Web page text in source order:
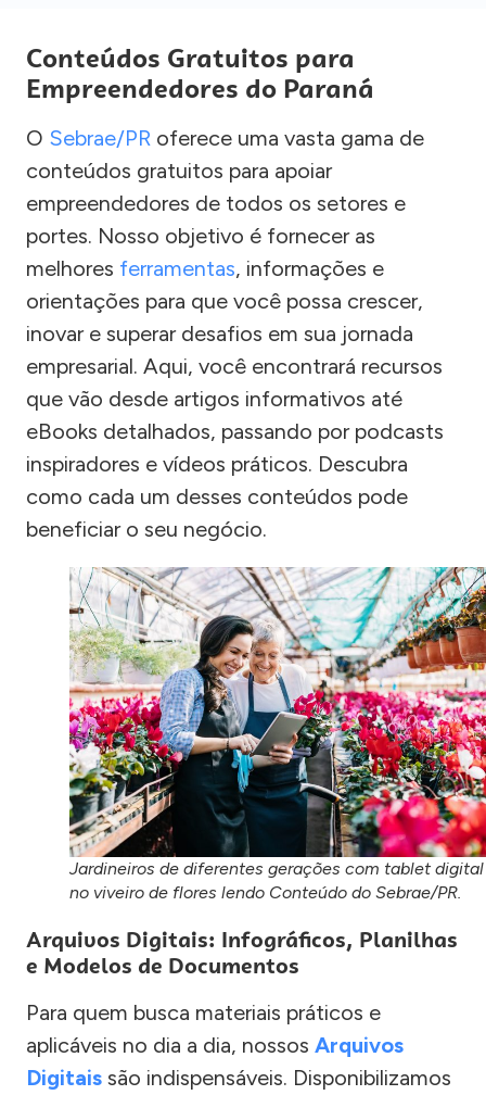
Conteúdos Gratuitos para
Empreendedores do Paraná
O Sebrae/PR oferece uma vasta gama de
conteúdos gratuitos para apoiar
empreendedores de todos os setores e
portes. Nosso objetivo é fornecer as
melhores ferramentas, informações e
orientações para que você possa crescer,
inovar e superar desafios em sua jornada
empresarial. Aqui, você encontrará recursos
que vão desde artigos informativos até
eBooks detalhados, passando por podcasts
inspiradores e vídeos práticos. Descubra
como cada um desses conteúdos pode
beneficiar o seu negócio.
Jardineiros de diferentes gerações com tablet digital
no viveiro de flores lendo Conteúdo do Sebrae/PR.
Arquivos Digitais: Infográficos, Planilhas
e Modelos de Documentos
Para quem busca materiais práticos e
aplicáveis no dia a dia, nossos Arquivos
Digitais são indispensáveis. Disponibilizamos